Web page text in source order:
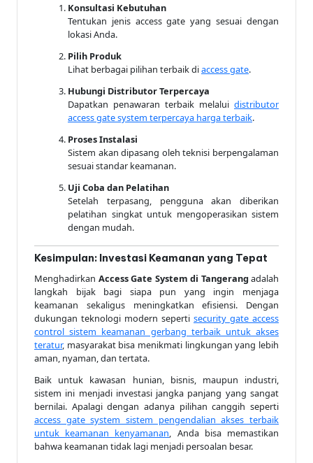
Konsultasi Kebutuhan
Tentukan jenis access gate yang sesuai dengan
lokasi Anda.
Pilih Produk
Lihat berbagai pilihan terbaik diaccess gate.
Hubungi Distributor Terpercaya
Dapatkan penawaran terbaik melalui distributor
access gate system terpercaya harga terbaik.
Proses Instalasi
Sistem akan dipasang oleh teknisi berpengalaman
sesuai standar keamanan.
Uji Coba dan Pelatihan
Setelah terpasang, pengguna akan diberikan
pelatihan singkat untuk mengoperasikan sistem
dengan mudah.
Kesimpulan: Investasi Keamanan yang Tepat
Menghadirkan Access Gate System di Tangerangadalah
langkah bijak bagi siapa pun yang ingin menjaga
keamanan sekaligus meningkatkan efisiensi. Dengan
dukungan teknologi modern seperti security gate access
control sistem keamanan gerbang terbaik untuk akses
teratur, masyarakat bisa menikmati lingkungan yang lebih
aman, nyaman, dan tertata.
Baik untuk kawasan hunian, bisnis, maupun industri,
sistem ini menjadi investasi jangka panjang yang sangat
bernilai. Apalagi dengan adanya pilihan canggih seperti
access gate system sistem pengendalian akses terbaik
untuk keamanan kenyamanan, Anda bisa memastikan
bahwa keamanan tidak lagi menjadi persoalan besar.